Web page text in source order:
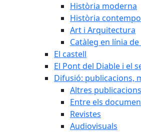
Història moderna
Història
Art i Arquitectura
Catàleg en línia
El castell
El Pont del Diable i el
Difusió: publicacions,
Altres
Entre els
Revistes
Audiovisuals